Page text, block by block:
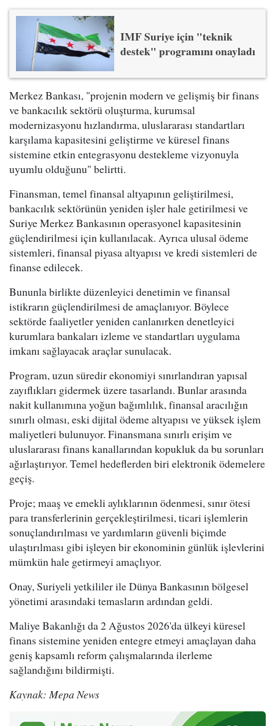
IMF Suriye için "teknik
destek" programını onayladı
Merkez Bankası, "projenin modern ve gelişmiş bir finans
ve bankacılık sektörü oluşturma, kurumsal
modernizasyonu hızlandırma, uluslararası standartları
karşılama kapasitesini geliştirme ve küresel finans
sistemine etkin entegrasyonu destekleme vizyonuyla
uyumlu olduğunu" belirtti.
Finansman, temel finansal altyapının geliştirilmesi,
bankacılık sektörünün yeniden işler hale getirilmesi ve
Suriye Merkez Bankasının operasyonel kapasitesinin
güçlendirilmesi için kullanılacak. Ayrıca ulusal ödeme
sistemleri, finansal piyasa altyapısı ve kredi sistemleri de
finanse edilecek.
Bununla birlikte düzenleyici denetimin ve finansal
istikrarın güçlendirilmesi de amaçlanıyor. Böylece
sektörde faaliyetler yeniden canlanırken denetleyici
kurumlara bankaları izleme ve standartları uygulama
imkanı sağlayacak araçlar sunulacak.
Program, uzun süredir ekonomiyi sınırlandıran yapısal
zayıflıkları gidermek üzere tasarlandı. Bunlar arasında
nakit kullanımına yoğun bağımlılık, finansal aracılığın
sınırlı olması, eski dijital ödeme altyapısı ve yüksek işlem
maliyetleri bulunuyor. Finansmana sınırlı erişim ve
uluslararası finans kanallarından kopukluk da bu sorunları
ağırlaştırıyor. Temel hedeflerden biri elektronik ödemelere
geçiş.
Proje; maaş ve emekli aylıklarının ödenmesi, sınır ötesi
para transferlerinin gerçekleştirilmesi, ticari işlemlerin
sonuçlandırılması ve yardımların güvenli biçimde
ulaştırılması gibi işleyen bir ekonominin günlük işlevlerini
mümkün hale getirmeyi amaçlıyor.
Onay, Suriyeli yetkililer ile Dünya Bankasının bölgesel
yönetimi arasındaki temasların ardından geldi.
Maliye Bakanlığı da 2 Ağustos 2026'da ülkeyi küresel
finans sistemine yeniden entegre etmeyi amaçlayan daha
geniş kapsamlı reform çalışmalarında ilerleme
sağlandığını bildirmişti.
Kaynak: Mepa News